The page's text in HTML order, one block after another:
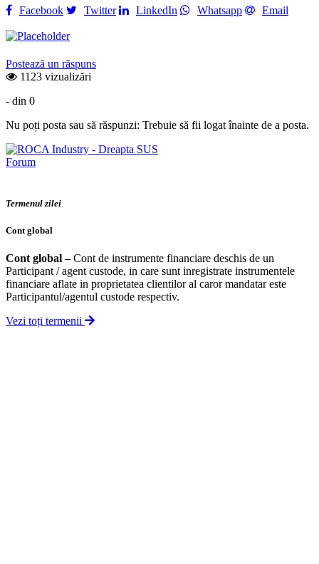
Facebook Twitter LinkedIn Whatsapp Email
Postează un răspuns
1123 vizualizări
- din 0
Nu poți posta sau să răspunzi: Trebuie să fii logat înainte de a posta.
Forum
Termenul zilei
Cont global
Cont global –Cont de instrumente financiare deschis de un
Participant / agent custode, in care sunt inregistrate instrumentele
financiare aflate in proprietatea clientilor al caror mandatar este
Participantul/agentul custode respectiv.
Vezi toți termenii